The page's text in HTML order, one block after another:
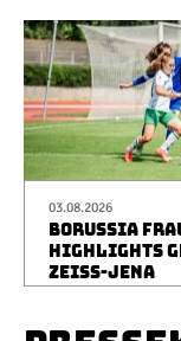
03.08.2026
BORUSSIA
HIGHLIGHTS
ZEISS-JENA